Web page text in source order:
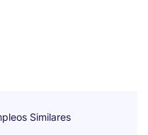
Similares